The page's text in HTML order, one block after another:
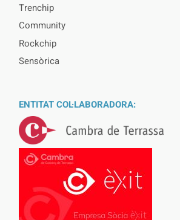
Trenchip
Community
Rockchip
Sensòrica
ENTITAT COL·LABORADORA: